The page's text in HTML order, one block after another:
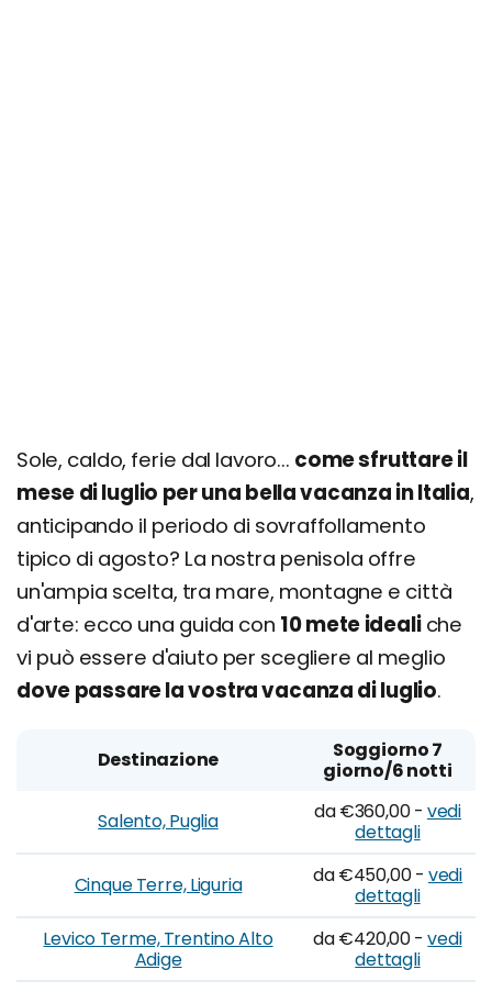
Sole, caldo, ferie dal lavoro... come sfruttare il
mese di luglio per una bella vacanza in Italia,
anticipando il periodo di sovraffollamento
tipico di agosto? La nostra penisola offre
un'ampia scelta, tra mare, montagne e città
d'arte: ecco una guida con 10 mete idealiche
vi può essere d'aiuto per scegliere al meglio
dove passare la vostra vacanza di luglio.
Destinazione
Soggiorno 7
giorno/6 notti
Salento, Puglia
da €360,00 - vedi
dettagli
Cinque Terre, Liguria da €450,00 - vedi
dettagli
Levico Terme, Trentino Alto
Adige
da €420,00 -vedi
dettagli